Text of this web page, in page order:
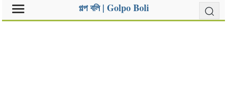
গল্প বলি | Golpo Boli